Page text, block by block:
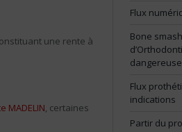
une rente à
MADELIN, certaines
Flux
Bone
dangereuse
Flux
indications
Partir du